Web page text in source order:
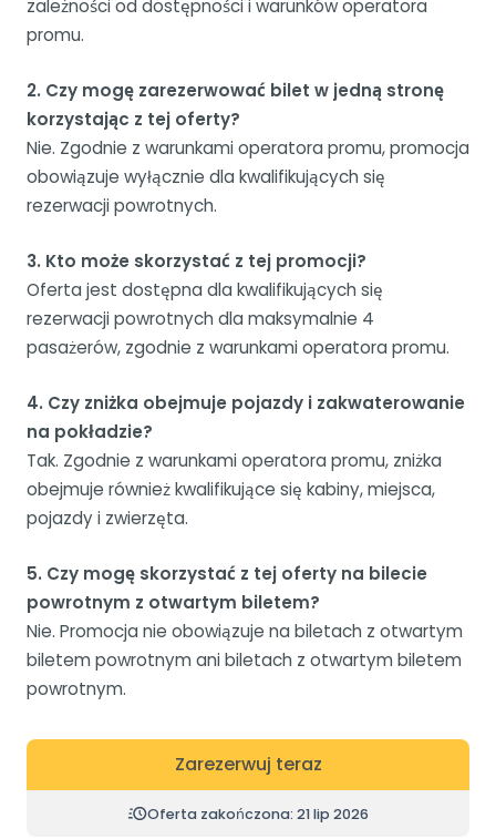
zależności od dostępności i warunków operatora
promu.
2. Czy mogę zarezerwować bilet w jedną stronę
korzystając z tej oferty?
Nie. Zgodnie z warunkami operatora promu, promocja
obowiązuje wyłącznie dla kwalifikujących się
rezerwacji powrotnych.
3. Kto może skorzystać z tej promocji?
Oferta jest dostępna dla kwalifikujących się
rezerwacji powrotnych dla maksymalnie 4
pasażerów, zgodnie z warunkami operatora promu.
4. Czy zniżka obejmuje pojazdy i zakwaterowanie
na pokładzie?
Tak. Zgodnie z warunkami operatora promu, zniżka
obejmuje również kwalifikujące się kabiny, miejsca,
pojazdy i zwierzęta.
5. Czy mogę skorzystać z tej oferty na bilecie
powrotnym z otwartym biletem?
Nie. Promocja nie obowiązuje na biletach z otwartym
biletem powrotnym ani biletach z otwartym biletem
powrotnym.
Zarezerwuj teraz
Oferta zakończona: 21 lip 2026